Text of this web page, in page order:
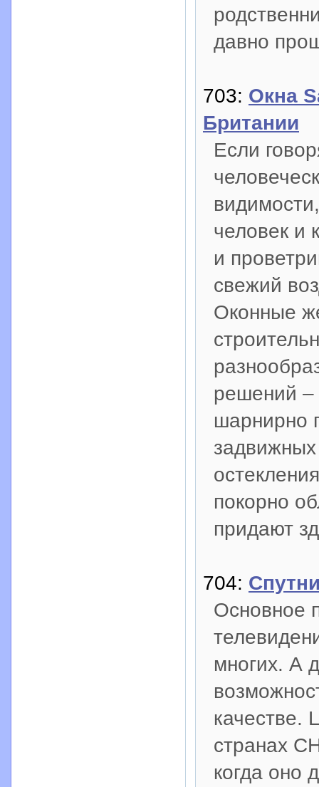
давно
703: Окна
Британии
Если
человек и
и
свежий
Оконные
решений –
шарнирно
покорно
придают
704:
Основное
многих. А
качестве.
странах
когда оно